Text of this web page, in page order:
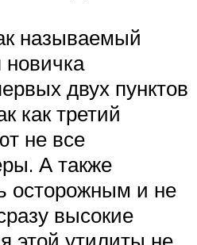
называемый
новичка
двух пунктов
как третий
не все
А также
осторожным и не
высокие